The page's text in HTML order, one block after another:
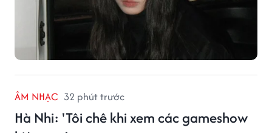
ÂM NHẠC 32 phút trước
Hà Nhi: 'Tôi chê khi xem các gameshow